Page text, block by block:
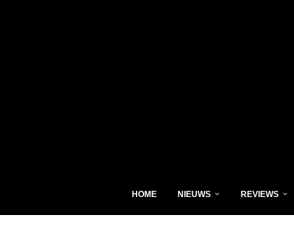
HOME NIEUWS REVIEWS